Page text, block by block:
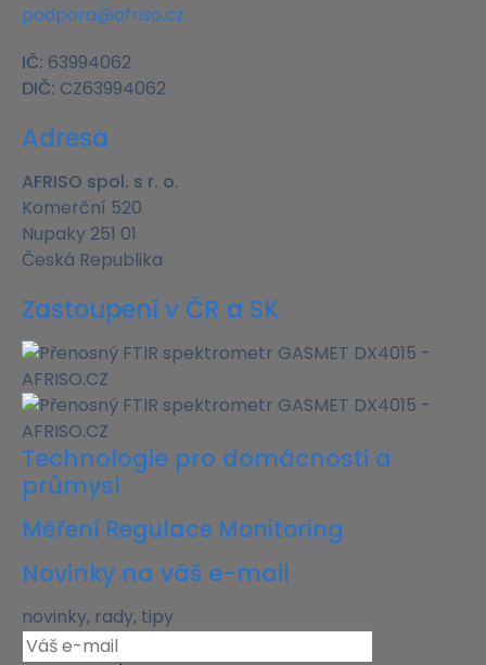
podpora@afriso.cz
IČ: 63994062
DIČ: CZ63994062
Adresa
AFRISO spol. s r. o.
Komerční 520
Nupaky 251 01
Česká Republika
Zastoupení v ČR a SK
Technologie pro domácnosti a
průmysl
Měření Regulace Monitoring
Novinky na váš e-mail
novinky, rady, tipy